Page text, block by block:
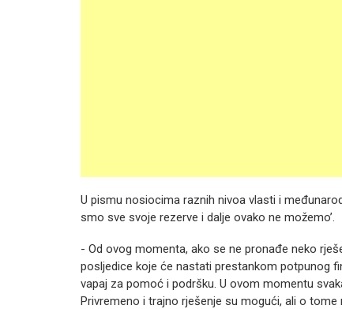
U pismu nosiocima raznih nivoa vlasti i
smo sve svoje rezerve i dalje ovako ne možemo’.
- Od ovog momenta, ako se ne pronađe neko
posljedice koje će nastati prestankom potpunog
vapaj za pomoć i podršku. U ovom momentu
Privremeno i trajno rješenje su mogući, ali o